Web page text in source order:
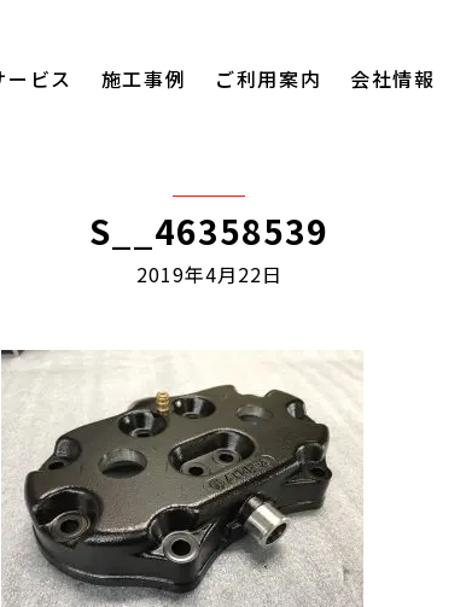
ービス 施工事例 ご利用案内 会社情報
S__46358539
2019年4月22日